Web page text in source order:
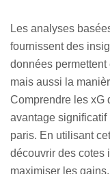
Les analyses
fournissent des
données
mais aussi la
Comprendre les xG
avantage
paris. En utilisant
découvrir des cotes
maximiser les gains.